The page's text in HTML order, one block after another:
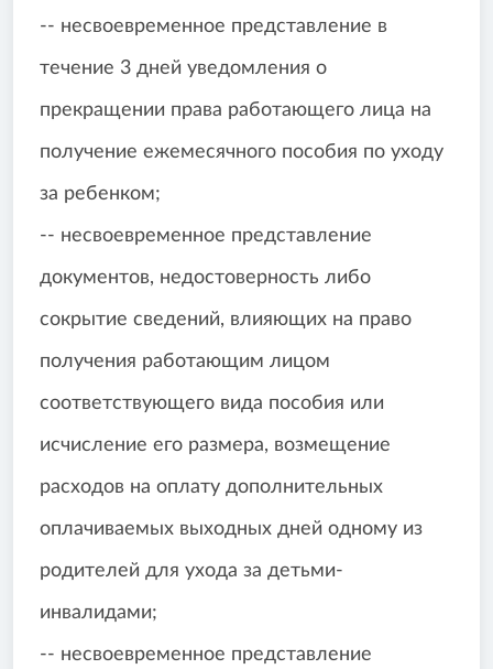
-- несвоевременное представление в
течение 3 дней уведомления о
прекращении права работающего лица на
получение ежемесячного пособия по уходу
за ребенком;
-- несвоевременное представление
документов, недостоверность либо
сокрытие сведений, влияющих на право
получения работающим лицом
соответствующего вида пособия или
исчисление его размера, возмещение
расходов на оплату дополнительных
оплачиваемых выходных дней одному из
родителей для ухода за детьми-
инвалидами;
-- несвоевременное представление